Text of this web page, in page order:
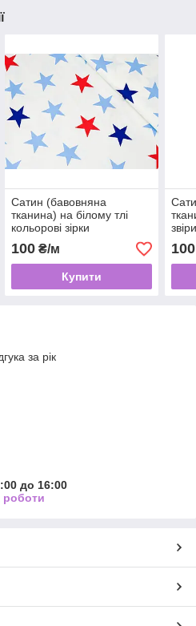
Сатин (бавовняна
тканина) на білому тлі
кольорові зірки
100₴/м
Купити
100
за рік
до 16:00
роботи